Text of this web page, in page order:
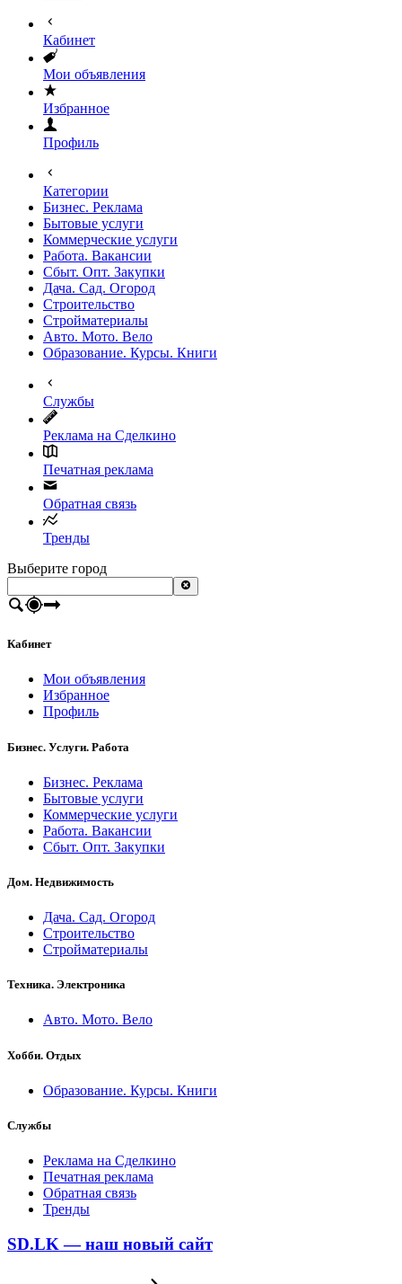
Кабинет
Мои объявления
Избранное
Профиль
Категории
Бизнес. Реклама
Бытовые услуги
Коммерческие услуги
Работа. Вакансии
Сбыт. Опт. Закупки
Дача. Сад. Огород
Строительство
Стройматериалы
Авто. Мото. Вело
Образование. Курсы. Книги
Службы
Реклама на Сделкино
Печатная реклама
Обратная связь
Тренды
Выберите город
Кабинет
Мои объявления
Избранное
Профиль
Бизнес. Услуги. Работа
Бизнес. Реклама
Бытовые услуги
Коммерческие услуги
Работа. Вакансии
Сбыт. Опт. Закупки
Дом. Недвижимость
Дача. Сад. Огород
Строительство
Стройматериалы
Техника. Электроника
Авто. Мото. Вело
Хобби. Отдых
Образование. Курсы. Книги
Службы
Реклама на Сделкино
Печатная реклама
Обратная связь
Тренды
SD.LK — наш новый сайт